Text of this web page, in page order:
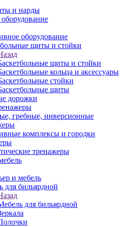
и нарды
оборудование
щиты и стойки
щиты и стойки
кольца и аксессуары
стойки
щиты
дорожки
гребные, инверсионные
комплексы и городки
тренажеры
и мебель
для бильярдной
для бильярдной